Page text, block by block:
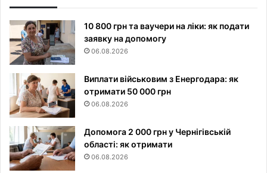
10 800 грн та ваучери на ліки: як подати
заявку на допомогу
06.08.2026
Виплати військовим з Енергодара: як
отримати 50 000 грн
06.08.2026
Допомога 2 000 грн у Чернігівській
області: як отримати
06.08.2026